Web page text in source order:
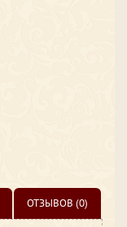
ОТЗЫВОВ (0)